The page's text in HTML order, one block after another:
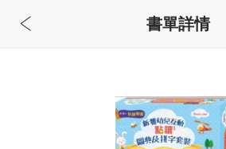
書單詳情